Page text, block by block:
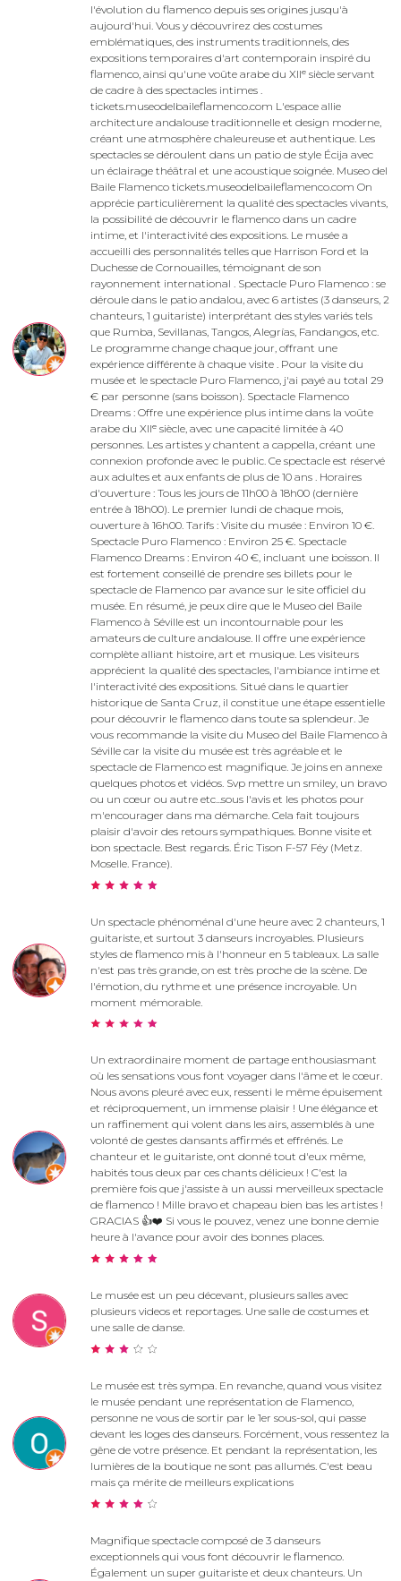
l'évolution du flamenco depuis ses origines jusqu'à
aujourd'hui. Vous y découvrirez des costumes
emblématiques, des instruments traditionnels, des
expositions temporaires d'art contemporain inspiré du
flamenco, ainsi qu'une voûte arabe du XIIᵉ siècle servant
de cadre à des spectacles intimes .
tickets.museodelbaileflamenco.com L'espace allie
architecture andalouse traditionnelle et design moderne,
créant une atmosphère chaleureuse et authentique. Les
spectacles se déroulent dans un patio de style Écija avec
un éclairage théâtral et une acoustique soignée. Museo del
Baile Flamenco tickets.museodelbaileflamenco.com On
apprécie particulièrement la qualité des spectacles vivants,
la possibilité de découvrir le flamenco dans un cadre
intime, et l'interactivité des expositions. Le musée a
accueilli des personnalités telles que Harrison Ford et la
Duchesse de Cornouailles, témoignant de son
rayonnement international . Spectacle Puro Flamenco : se
déroule dans le patio andalou, avec 6 artistes (3 danseurs, 2
chanteurs, 1 guitariste) interprétant des styles variés tels
que Rumba, Sevillanas, Tangos, Alegrías, Fandangos, etc.
Le programme change chaque jour, offrant une
expérience différente à chaque visite . Pour la visite du
musée et le spectacle Puro Flamenco, j'ai payé au total 29
€ par personne (sans boisson). Spectacle Flamenco
Dreams : Offre une expérience plus intime dans la voûte
arabe du XIIᵉ siècle, avec une capacité limitée à 40
personnes. Les artistes y chantent a cappella, créant une
connexion profonde avec le public. Ce spectacle est réservé
aux adultes et aux enfants de plus de 10 ans . Horaires
d'ouverture : Tous les jours de 11h00 à 18h00 (dernière
entrée à 18h00). Le premier lundi de chaque mois,
ouverture à 16h00. Tarifs : Visite du musée : Environ 10 €.
Spectacle Puro Flamenco : Environ 25 €. Spectacle
Flamenco Dreams : Environ 40 €, incluant une boisson. Il
est fortement conseillé de prendre ses billets pour le
spectacle de Flamenco par avance sur le site officiel du
musée. En résumé, je peux dire que le Museo del Baile
Flamenco à Séville est un incontournable pour les
amateurs de culture andalouse. Il offre une expérience
complète alliant histoire, art et musique. Les visiteurs
apprécient la qualité des spectacles, l'ambiance intime et
l'interactivité des expositions. Situé dans le quartier
historique de Santa Cruz, il constitue une étape essentielle
pour découvrir le flamenco dans toute sa splendeur. Je
vous recommande la visite du Museo del Baile Flamenco à
Séville car la visite du musée est très agréable et le
spectacle de Flamenco est magnifique. Je joins en annexe
quelques photos et vidéos. Svp mettre un smiley, un bravo
ou un cœur ou autre etc...sous l'avis et les photos pour
m'encourager dans ma démarche. Cela fait toujours
plaisir d'avoir des retours sympathiques. Bonne visite et
bon spectacle. Best regards. Éric Tison F-57 Féy (Metz.
Moselle. France).
Un spectacle phénoménal d'une heure avec 2 chanteurs, 1
guitariste, et surtout 3 danseurs incroyables. Plusieurs
styles de flamenco mis à l'honneur en 5 tableaux. La salle
n'est pas très grande, on est très proche de la scène. De
l'émotion, du rythme et une présence incroyable. Un
moment mémorable.
Un extraordinaire moment de partage enthousiasmant
où les sensations vous font voyager dans l'âme et le cœur.
Nous avons pleuré avec eux, ressenti le même épuisement
et réciproquement, un immense plaisir ! Une élégance et
un raffinement qui volent dans les airs, assemblés à une
volonté de gestes dansants affirmés et effrénés. Le
chanteur et le guitariste, ont donné tout d'eux même,
habités tous deux par ces chants délicieux ! C'est la
première fois que j'assiste à un aussi merveilleux spectacle
de flamenco ! Mille bravo et chapeau bien bas les artistes !
GRACIAS 👍❤️ Si vous le pouvez, venez une bonne demie
heure à l'avance pour avoir des bonnes places.
Le musée est un peu décevant, plusieurs salles avec
plusieurs videos et reportages. Une salle de costumes et
une salle de danse.
Le musée est très sympa. En revanche, quand vous visitez
le musée pendant une représentation de Flamenco,
personne ne vous de sortir par le 1er sous-sol, qui passe
devant les loges des danseurs. Forcément, vous ressentez la
gêne de votre présence. Et pendant la représentation, les
lumières de la boutique ne sont pas allumés. C'est beau
mais ça mérite de meilleurs explications
Magnifique spectacle composé de 3 danseurs
exceptionnels qui vous font découvrir le flamenco.
Également un super guitariste et deux chanteurs. Un